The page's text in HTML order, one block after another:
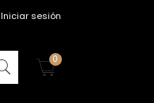
Iniciar sesión
0